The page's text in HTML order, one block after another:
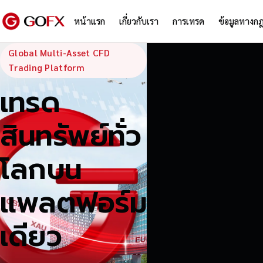
หน้าแรก เกี่ยวกับเรา การเทรด ข้อมูลทางก
GoFX —
Global Multi-Asset CFD
Trading Platform
เทรด
สินทรัพย์ทั่ว
โลกบน
แพลตฟอร์ม
เดียว